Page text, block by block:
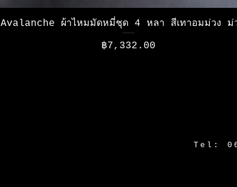
ดูข้อมูลด่วน
Avalanche ผ้าไหมมัดหมี่ชุด 4 หลา สีเทาอมม่วง ม่
ราคา
฿7,332.00
Tel: